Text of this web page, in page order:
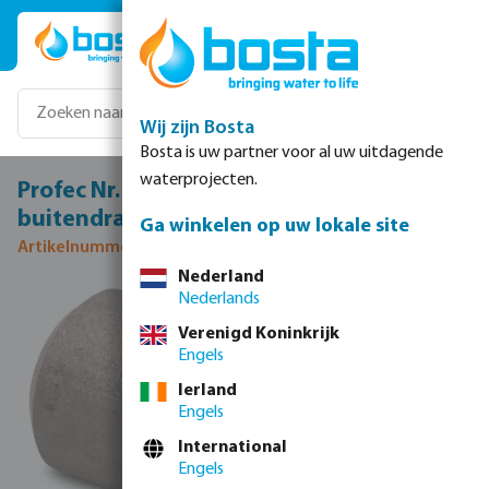
Ga naar de hoofdinhoud
Profec Nr. 23B Lasnippel RVS 316 1 1/4"
buitendraad x stomplas 8bar 50 mm
Artikelnummer 0080748
Afbeeldingengalerij overslaan
Wij zijn Bosta
Bosta is uw partner voor al uw uitdagende
waterprojecten.
Ga winkelen op uw lokale site
Nederland
Nederlands
Verenigd Koninkrijk
Engels
Ierland
Engels
International
Engels